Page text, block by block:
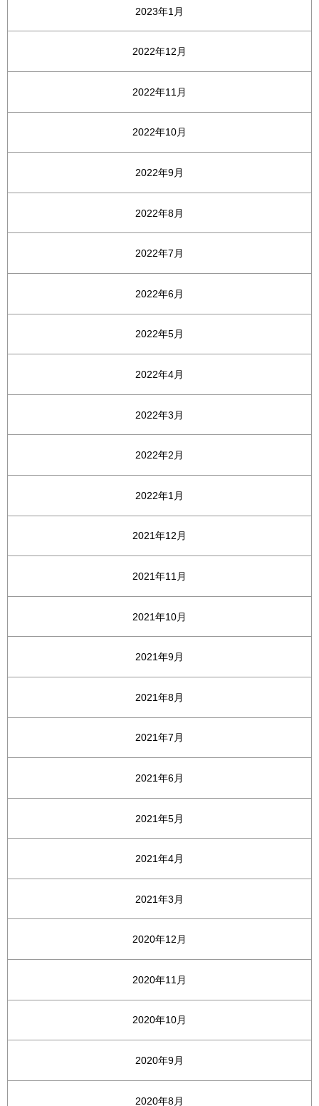
2023年1月
2022年12月
2022年11月
2022年10月
2022年9月
2022年8月
2022年7月
2022年6月
2022年5月
2022年4月
2022年3月
2022年2月
2022年1月
2021年12月
2021年11月
2021年10月
2021年9月
2021年8月
2021年7月
2021年6月
2021年5月
2021年4月
2021年3月
2020年12月
2020年11月
2020年10月
2020年9月
2020年8月